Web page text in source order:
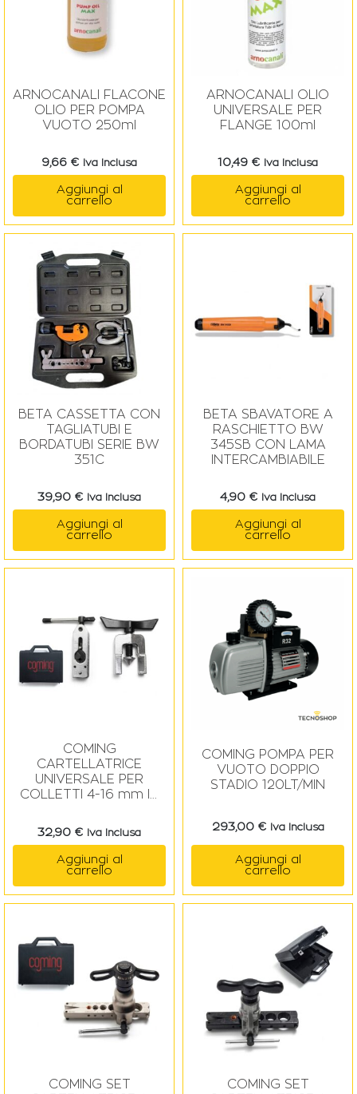
ARNOCANALI FLACONE
OLIO PER POMPA
VUOTO 250ml
9,66 € Iva Inclusa
Aggiungi al
carrello
ARNOCANALI OLIO
UNIVERSALE PER
FLANGE 100ml
10,49 € Iva Inclusa
Aggiungi al
carrello
BETA CASSETTA CON
TAGLIATUBI E
BORDATUBI SERIE BW
351C
39,90 € Iva Inclusa
Aggiungi al
carrello
BETA SBAVATORE A
RASCHIETTO BW
345SB CON LAMA
INTERCAMBIABILE
4,90 € Iva Inclusa
Aggiungi al
carrello
COMING
CARTELLATRICE
UNIVERSALE PER
COLLETTI 4-16 mm IN
32,90 € Iva Inclusa
Aggiungi al
carrello
COMING POMPA PER
VUOTO DOPPIO
STADIO 120LT/MIN
293,00 € Iva Inclusa
Aggiungi al
carrello
COMING SET
COMING SET